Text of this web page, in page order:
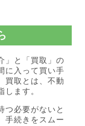
」と「買取」の
に入って買い手
買取とは、不動
ます。
つ必要がないと
手続きをスムー